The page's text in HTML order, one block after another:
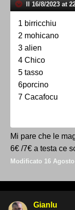
Il 16/8/2023 at
1 birricchiu
2 mohicano
3 alien
4 Chico
5 tasso
6porcino
7 Cacafocu
10 bellimbusto
11 buttjetta
€200. Credo
Mi pare che le
6€ /7€ a testa ce
Modificato 16
Gianlu